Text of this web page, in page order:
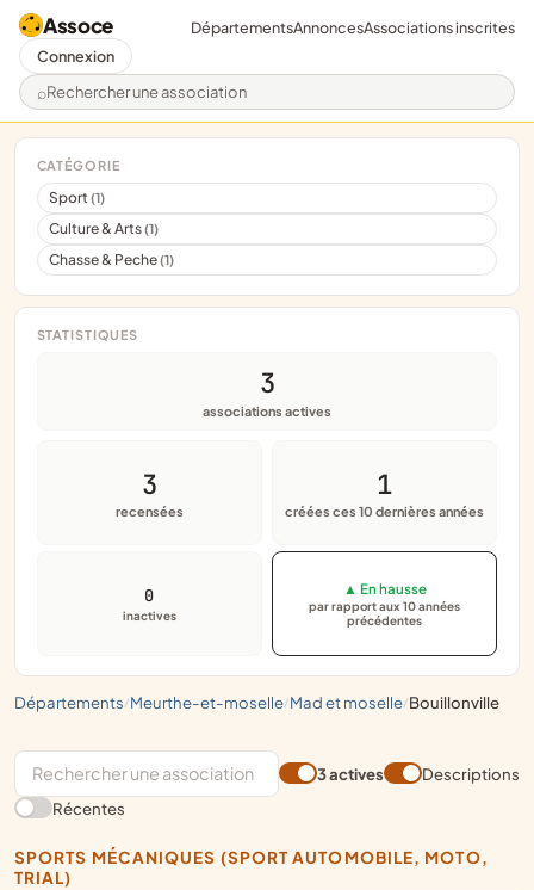
Assoce
Rechercher une association
DépartementsAnnoncesAssociations inscrites
Connexion
départements/ meurthe-et-moselle/ mad et moselle/ bouillonville
CATÉGORIE
Sport(1)
Culture & Arts(1)
Chasse & Peche(1)
STATISTIQUES
3
associations actives
3
recensées
1
créées ces 10 dernières années
0
inactives
▲ En hausse
par rapport aux 10 années
précédentes
3 actives
Descriptions
Récentes
SPORTS MÉCANIQUES (SPORT AUTOMOBILE, MOTO,
TRIAL)